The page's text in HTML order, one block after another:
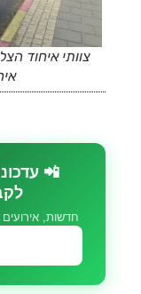
📲
חדשות, אירועים